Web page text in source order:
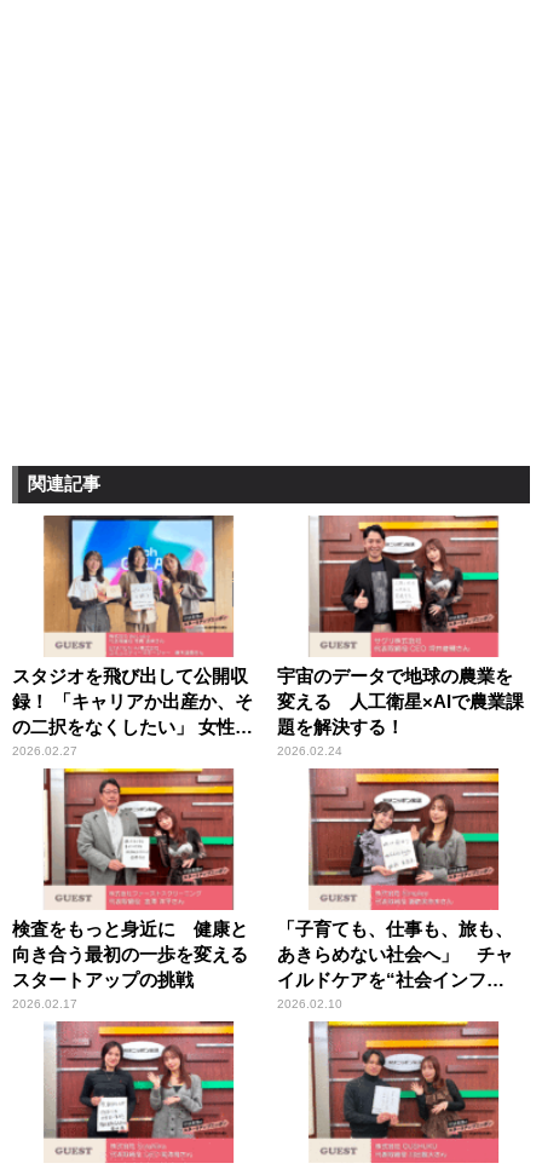
関連記事
スタジオを飛び出して公開収
録！ 「キャリアか出産か、そ
の二択をなくしたい」 女性の
人生設計に“科学的な選択
肢”を届けるスタートアップ
2026.02.27
宇宙のデータで地球の農業を
変える 人工衛星×AIで農業課
題を解決する！
2026.02.24
検査をもっと身近に 健康と
向き合う最初の一歩を変える
スタートアップの挑戦
2026.02.17
「子育ても、仕事も、旅も、
あきらめない社会へ」 チャ
イルドケアを“社会インフ
ラ”に変える挑戦
2026.02.10